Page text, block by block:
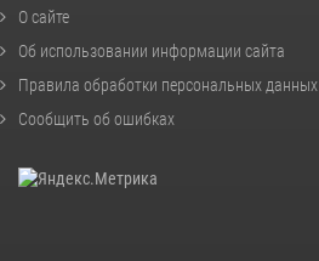
О сайте
Об использовании информации сайта
Правила обработки персональных данных
Сообщить об ошибках